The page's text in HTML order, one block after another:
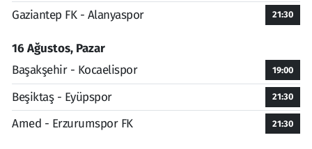
Gaziantep FK - Alanyaspor 21:30
16 Ağustos, Pazar
Başakşehir - Kocaelispor
19:00
Beşiktaş - Eyüpspor 21:30
Amed - Erzurumspor FK 21:30